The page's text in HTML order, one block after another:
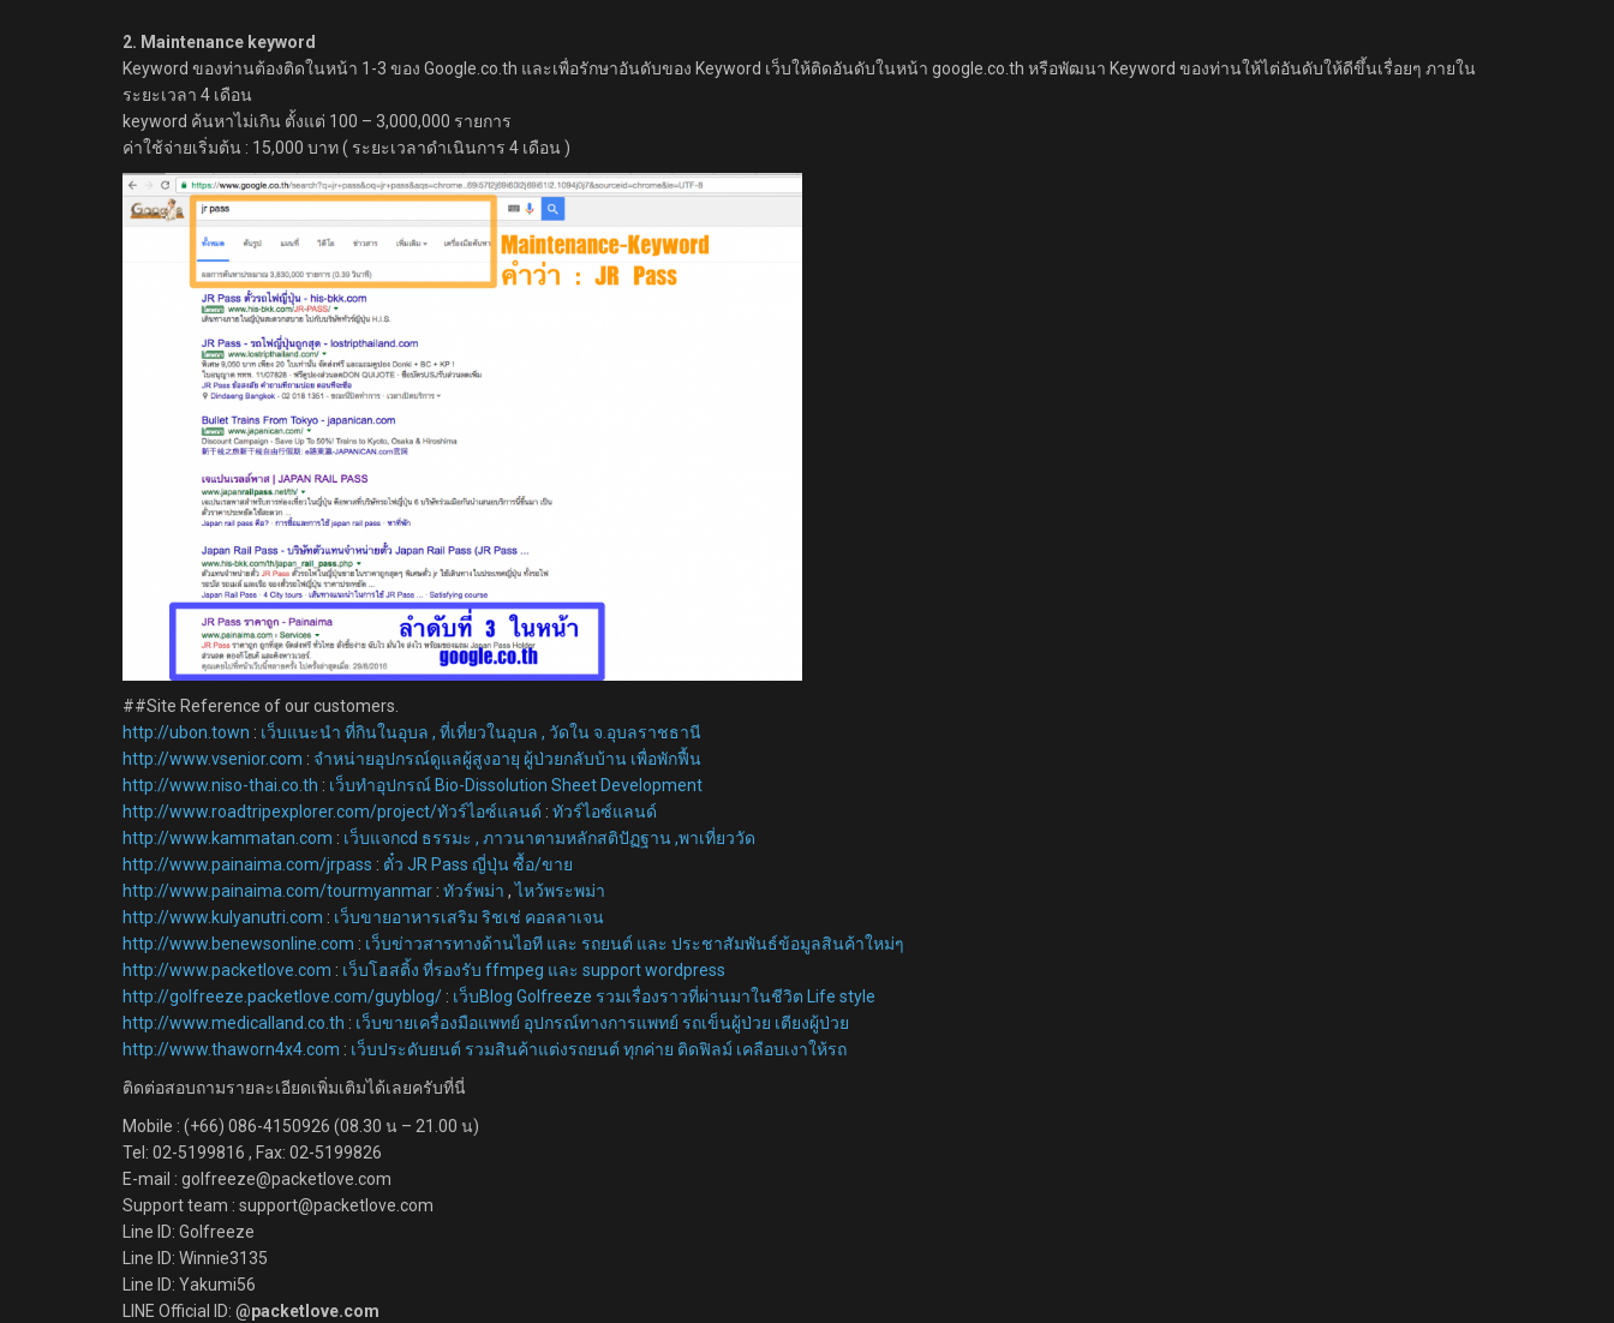
2. Maintenance keyword
Keyword ของท่านต้องติดในหน้า 1-3 ของ Google.co.th และเพื่อรักษาอันดับของ Keyword เว็บให้ติดอันดับในหน้า google.co.th หรือพัฒนา Keyword ของท่านให้ไต่อันดับให้ดีขึ้นเรื่อยๆ ภายใน
ระยะเวลา 4 เดือน
keyword ค้นหาไม่เกิน ตั้งแต่ 100 – 3,000,000 รายการ
ค่าใช้จ่ายเริ่มต้น : 15,000 บาท ( ระยะเวลาดำเนินการ 4 เดือน )
##Site Reference of our customers.
http://ubon.town : เว็บแนะนำ ที่กินในอุบล , ที่เที่ยวในอุบล , วัดใน จ.อุบลราชธานี
http://www.vsenior.com : จำหน่ายอุปกรณ์ดูแลผู้สูงอายุ ผู้ป่วยกลับบ้าน เพื่อพักฟื้น
http://www.niso-thai.co.th : เว็บทำอุปกรณ์ Bio-Dissolution Sheet Development
http://www.roadtripexplorer.com/project/ทัวร์ไอซ์แลนด์ : ทัวร์ไอซ์แลนด์
http://www.kammatan.com : เว็บแจกcd ธรรมะ , ภาวนาตามหลักสติปัฏฐาน ,พาเที่ยววัด
http://www.painaima.com/jrpass : ตั๋ว JR Pass ญี่ปุ่น ซื้อ/ขาย
http://www.painaima.com/tourmyanmar : ทัวร์พม่า ,ไหว้พระพม่า
http://www.kulyanutri.com : เว็บขายอาหารเสริม ริชเช่ คอลลาเจน
http://www.benewsonline.com : เว็บข่าวสารทางด้านไอที และ รถยนต์ และ ประชาสัมพันธ์ข้อมูลสินค้าใหม่ๆ
http://www.packetlove.com : เว็บโฮสติ้ง ที่รองรับ ffmpeg และ support wordpress
http://golfreeze.packetlove.com/guyblog/ : เว็บBlog Golfreeze รวมเรื่องราวที่ผ่านมาในชีวิต Life style
http://www.medicalland.co.th : เว็บขายเครื่องมือแพทย์ อุปกรณ์ทางการแพทย์ รถเข็นผู้ป่วย เตียงผู้ป่วย
http://www.thaworn4x4.com : เว็บประดับยนต์ รวมสินค้าแต่งรถยนต์ ทุกค่าย ติดฟิลม์ เคลือบเงาให้รถ
ติดต่อสอบถามรายละเอียดเพิ่มเติมได้เลยครับที่นี่
Mobile : (+66) 086-4150926 (08.30 น – 21.00 น)
Tel: 02-5199816 , Fax: 02-5199826
E-mail : golfreeze@packetlove.com
Support team : support@packetlove.com
Line ID: Golfreeze
Line ID: Winnie3135
Line ID: Yakumi56
LINE Official ID: @packetlove.com